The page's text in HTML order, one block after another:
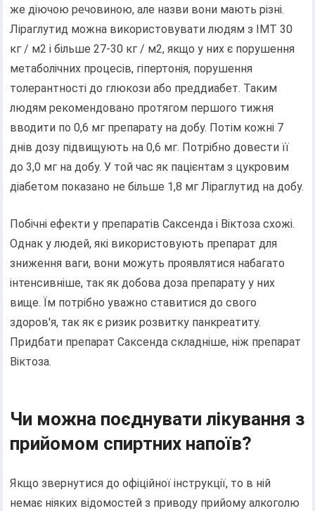
же діючою речовиною, але назви вони мають різні.
Ліраглутид можна використовувати людям з ІМТ 30
кг / м2 і більше 27-30 кг / м2, якщо у них є порушення
метаболічних процесів, гіпертонія, порушення
толерантності до глюкози або преддиабет. Таким
людям рекомендовано протягом першого тижня
вводити по 0,6 мг препарату на добу. Потім кожні 7
днів дозу підвищують на 0,6 мг. Потрібно довести її
до 3,0 мг на добу. У той час як пацієнтам з цукровим
діабетом показано не більше 1,8 мг Ліраглутид на добу.
Побічні ефекти у препаратів Саксенда і Віктоза схожі.
Однак у людей, які використовують препарат для
зниження ваги, вони можуть проявлятися набагато
інтенсивніше, так як добова доза препарату у них
вище. Їм потрібно уважно ставитися до свого
здоров'я, так як є ризик розвитку панкреатиту.
Придбати препарат Саксенда складніше, ніж препарат
Віктоза.
Чи можна поєднувати лікування з
прийомом спиртних напоїв?
Якщо звернутися до офіційної інструкції, то в ній
немає ніяких відомостей з приводу прийому алкоголю